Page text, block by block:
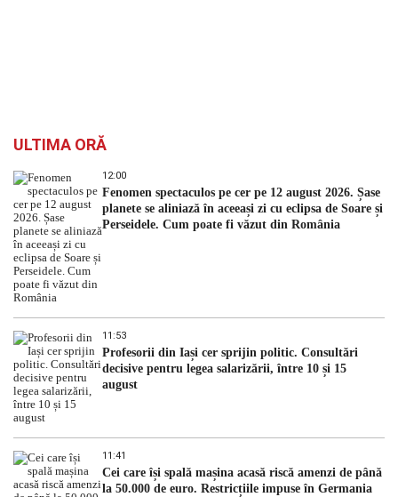
ULTIMA ORĂ
12:00
Fenomen spectaculos pe cer pe 12 august 2026. Șase
planete se aliniază în aceeași zi cu eclipsa de Soare și
Perseidele. Cum poate fi văzut din România
11:53
Profesorii din Iași cer sprijin politic. Consultări
decisive pentru legea salarizării, între 10 și 15
august
11:41
Cei care își spală mașina acasă riscă amenzi de până
la 50.000 de euro. Restricțiile impuse în Germania